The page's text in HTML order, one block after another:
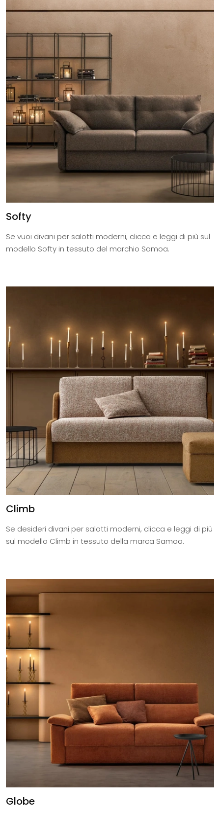
Softy
Se vuoi divani per salotti moderni, clicca e leggi di più sul
modello Softy in tessuto del marchio Samoa.
Climb
Se desideri divani per salotti moderni, clicca e leggi di più
sul modello Climb in tessuto della marca Samoa.
Globe